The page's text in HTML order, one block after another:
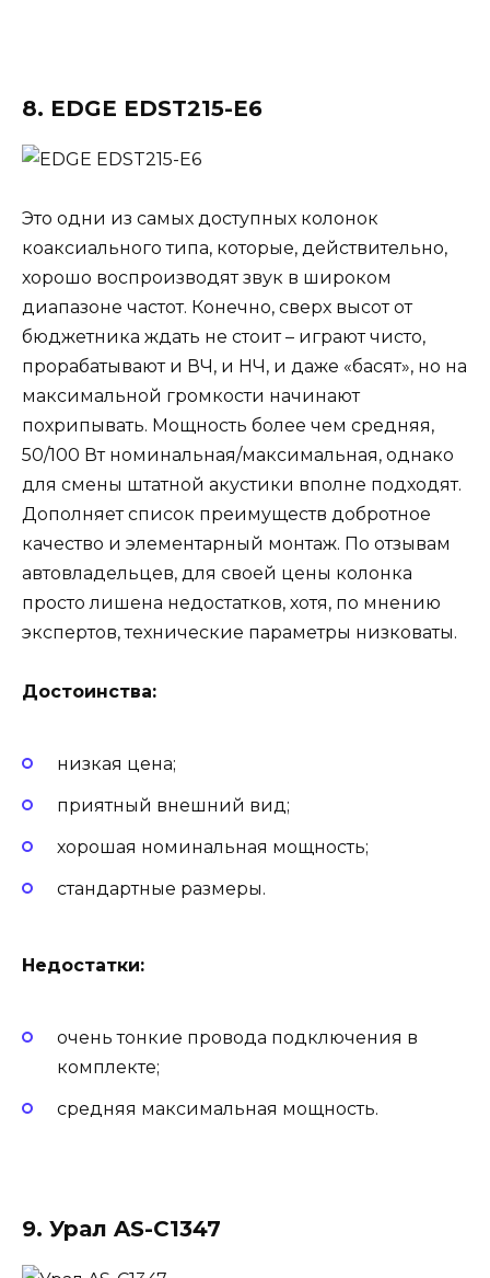
8. EDGE EDST215-E6
Это одни из самых доступных колонок
коаксиального типа, которые, действительно,
хорошо воспроизводят звук в широком
диапазоне частот. Конечно, сверх высот от
бюджетника ждать не стоит – играют чисто,
прорабатывают и ВЧ, и НЧ, и даже «басят», но на
максимальной громкости начинают
похрипывать. Мощность более чем средняя,
50/100 Вт номинальная/максимальная, однако
для смены штатной акустики вполне подходят.
Дополняет список преимуществ добротное
качество и элементарный монтаж. По отзывам
автовладельцев, для своей цены колонка
просто лишена недостатков, хотя, по мнению
экспертов, технические параметры низковаты.
Достоинства:
низкая цена;
приятный внешний вид;
хорошая номинальная мощность;
стандартные размеры.
Недостатки:
очень тонкие провода подключения в
комплекте;
средняя максимальная мощность.
9. Урал AS-C1347